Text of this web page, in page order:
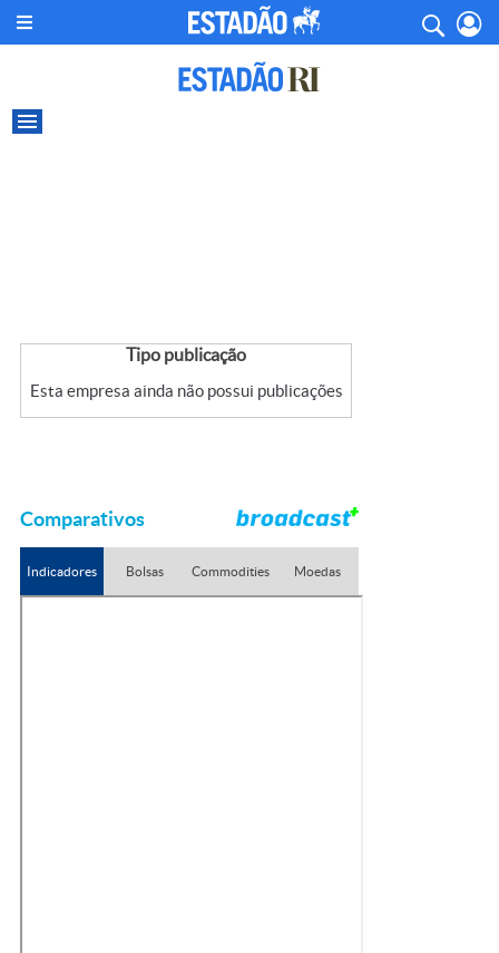
Tipo publicação
Esta empresa ainda não possui publicações
Comparativos
Indicadores Bolsas Commodities Moedas